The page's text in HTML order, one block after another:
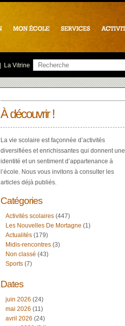
La Vitrine
À découvrir !
La vie scolaire est façonnée d’activités
diversifiées et enrichissantes qui donnent une
identité et un sentiment d’appartenance à
l’école. Nous vous invitons à consulter les
articles déjà publiés.
Catégories
Activités scolaires (447)
Les Nouvelles De Mortagne (1)
Actualités (179)
Midis-rencontres (3)
Non classé (43)
Sports (7)
Dates
juin 2026 (24)
mai 2026 (11)
avril 2026 (24)